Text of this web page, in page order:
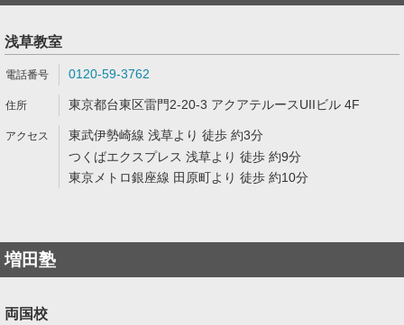
浅草教室
0120-59-3762
東京都台東区雷門2-20-3 アクアテルースUIIビル 4F
東武伊勢崎線 浅草より 徒歩 約3分
つくばエクスプレス 浅草より 徒歩 約9分
東京メトロ銀座線 田原町より 徒歩 約10分
増田塾
両国校